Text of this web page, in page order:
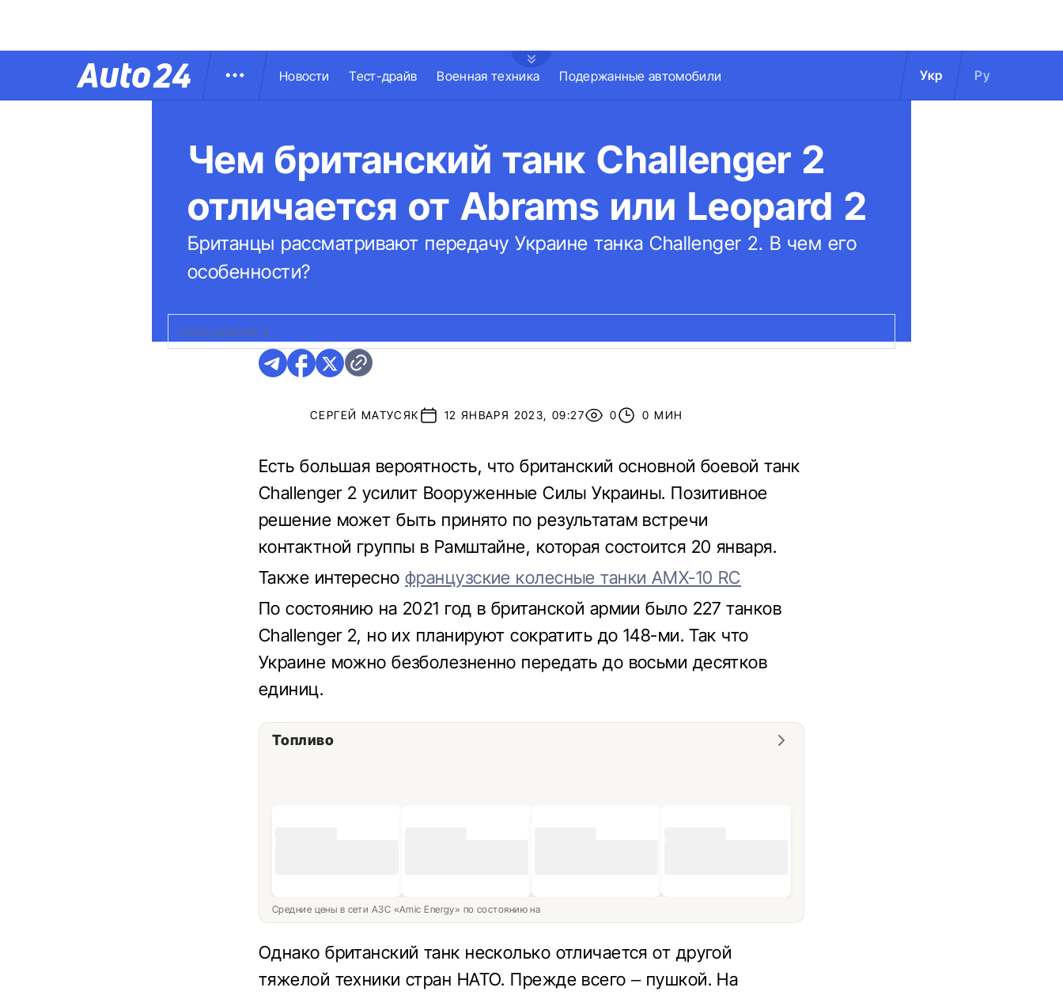
Новости Тест-драйв Военная техника Подержанные автомобили Укр Ру
Чем британский танк Challenger 2
отличается от Abrams или Leopard 2
Британцы рассматривают передачу Украине танка Challenger 2. В чем его
особенности?
CHALLENGER 2
СЕРГЕЙ МАТУСЯК 12 ЯНВАРЯ 2023, 09:27 0 0 МИН
Есть большая вероятность, что британский основной боевой танк
Challenger 2 усилит Вооруженные Силы Украины. Позитивное
решение может быть принято по результатам встречи
контактной группы в Рамштайне, которая состоится 20 января.
Также интереснофранцузские колесные танки AMX-10 RC
По состоянию на 2021 год в британской армии было 227 танков
Challenger 2, но их планируют сократить до 148-ми. Так что
Украине можно безболезненно передать до восьми десятков
единиц.
Топливо
Средние цены в сети АЗС «Amic Energy» по состоянию на
Однако британский танк несколько отличается от другой
тяжелой техники стран НАТО. Прежде всего – пушкой. На